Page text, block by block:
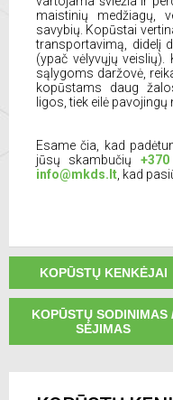
maistinių medžiagų,
savybių. Kopūstai
transportavimą, didelį
(ypač vėlyvųjų
sąlygoms daržovė,
kopūstams daug
ligos, tiek eilė
Esame čia, kad
jūsų skambučių
info@mkds.lt , kad
KOPŪSTŲ KENKĖJAI
KOPŪSTŲ SODINIMAS
SĖJIMAS